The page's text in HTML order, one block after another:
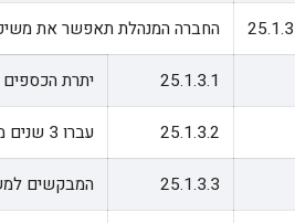
25.1.3 החברה המנהלת תאפשר את
25.1.3.1 יתרת הכספים בחשבון העמית שנפטר אינה
25.1.3.2 עברו 3 שנים מפטירת העמית.
25.1.3.3 המבקשים